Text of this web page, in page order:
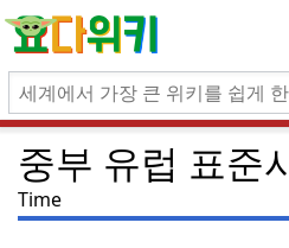
중부 유럽 표준시
Time